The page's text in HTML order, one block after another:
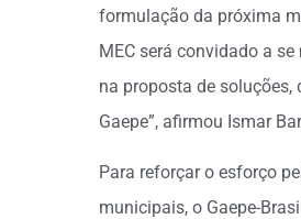
formulação da próxima
MEC será convidado a
na proposta de
Gaepe”, afirmou Ismar
Para reforçar o esforço
municipais, o Gaepe-